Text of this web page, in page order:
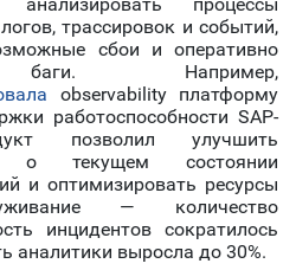
процессы
трассировок и событий,
сбои и оперативно
баги. Например,
observability платформу
работоспособности SAP-
позволил улучшить
о текущем состоянии
и оптимизировать ресурсы
— количество
инцидентов сократилось
аналитики выросла до 30%.